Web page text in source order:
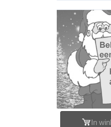
In